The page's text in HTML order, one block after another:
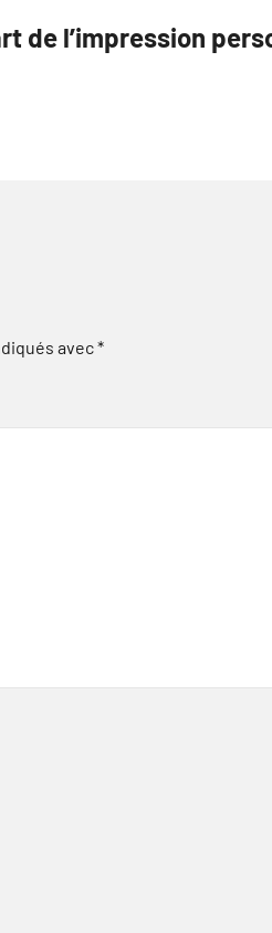
de l’impression
avec*